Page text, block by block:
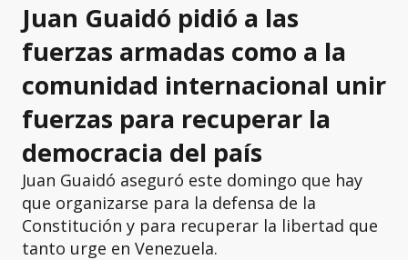
Juan Guaidó pidió a las
fuerzas armadas como a la
comunidad internacional unir
fuerzas para recuperar la
democracia del país
Juan Guaidó aseguró este domingo que hay
que organizarse para la defensa de la
Constitución y para recuperar la libertad que
tanto urge en Venezuela.